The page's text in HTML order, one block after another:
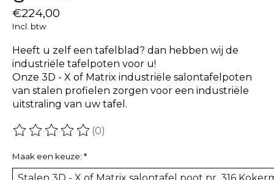
€224,00
Incl. btw
Heeft u zelf een tafelblad? dan hebben wij de
industriële tafelpoten voor u!
Onze 3D - X of Matrix industriële salontafelpoten
van stalen profielen zorgen voor een industriële
uitstraling van uw tafel.
De beoordeling van dit product is
(0)
Maak een keuze: *